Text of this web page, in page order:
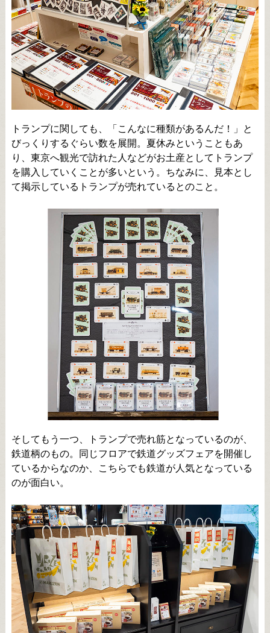
トランプに関しても、「こんなに種類があるんだ！」と
びっくりするぐらい数を展開。夏休みということもあ
り、東京へ観光で訪れた人などがお土産としてトランプ
を購入していくことが多いという。ちなみに、見本とし
て掲示しているトランプが売れているとのこと。
そしてもう一つ、トランプで売れ筋となっているのが、
鉄道柄のもの。同じフロアで鉄道グッズフェアを開催し
ているからなのか、こちらでも鉄道が人気となっている
のが面白い。